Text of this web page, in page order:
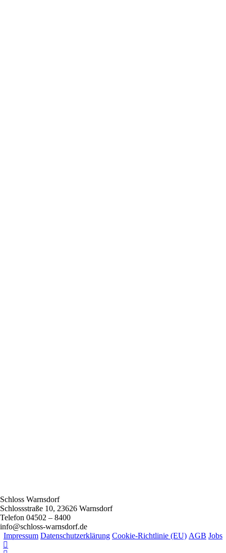
Schloss Warnsdorf
Schlossstraße 10, 23626 Warnsdorf
Telefon 04502 – 8400
info@schloss-warnsdorf.de
Impressum Datenschutzerklärung Cookie-Richtlinie (EU) AGB Jobs